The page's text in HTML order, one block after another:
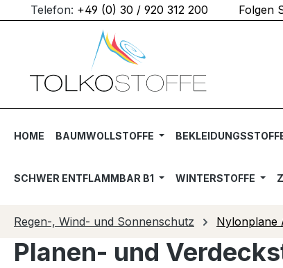
Hauptinhalt springen
Zur Suche springen
Zur Hauptnavigation springen
Telefon: +49 (0) 30 / 920 312 200 Folgen
HOME BAUMWOLLSTOFFE
SCHWER ENTFLAMMBAR B1 WINTERSTOFFE
Regen-, Wind- und Sonnenschutz Nylonplane
Planen- und